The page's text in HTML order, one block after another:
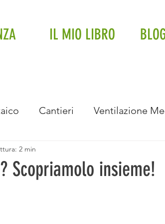
IL MIO LIBRO
Cantieri Ventilazione
Scopriamolo insieme!
2 min